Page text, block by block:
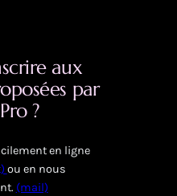
aux
par
?
en ligne
ou en nous
(mail)